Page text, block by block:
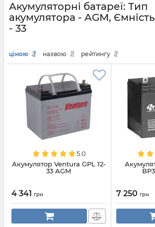
Акумуляторні батареї: Тип
акумулятора - AGM,
- 33
ціною назвою рейтингу
5.0
Акумулятор Ventura GPL 12-
33 AGM
4 341 грн 7 250 грн